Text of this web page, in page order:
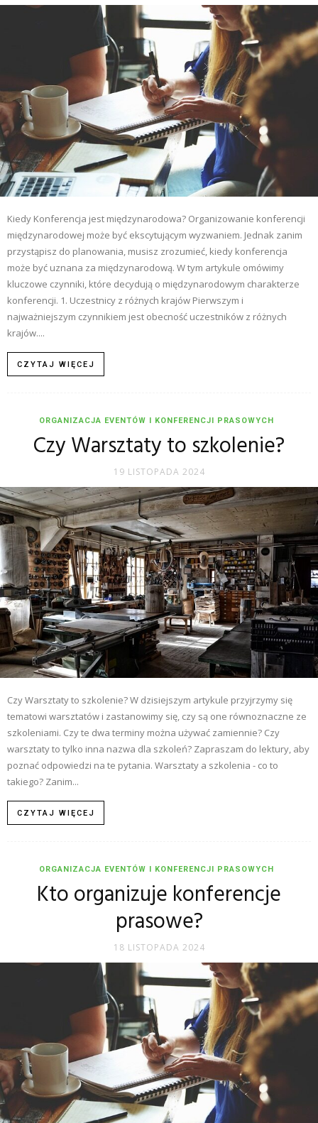
Kiedy Konferencja jest międzynarodowa? Organizowanie konferencji
międzynarodowej może być ekscytującym wyzwaniem. Jednak zanim
przystąpisz do planowania, musisz zrozumieć, kiedy konferencja
może być uznana za międzynarodową. W tym artykule omówimy
kluczowe czynniki, które decydują o międzynarodowym charakterze
konferencji. 1. Uczestnicy z różnych krajów Pierwszym i
najważniejszym czynnikiem jest obecność uczestników z różnych
krajów....
CZYTAJ WIĘCEJ
ORGANIZACJA EVENTÓW I KONFERENCJI PRASOWYCH
Czy Warsztaty to szkolenie?
19 LISTOPADA 2024
Czy Warsztaty to szkolenie? W dzisiejszym artykule przyjrzymy się
tematowi warsztatów i zastanowimy się, czy są one równoznaczne ze
szkoleniami. Czy te dwa terminy można używać zamiennie? Czy
warsztaty to tylko inna nazwa dla szkoleń? Zapraszam do lektury, aby
poznać odpowiedzi na te pytania. Warsztaty a szkolenia - co to
takiego? Zanim...
CZYTAJ WIĘCEJ
ORGANIZACJA EVENTÓW I KONFERENCJI PRASOWYCH
Kto organizuje konferencje
prasowe?
18 LISTOPADA 2024